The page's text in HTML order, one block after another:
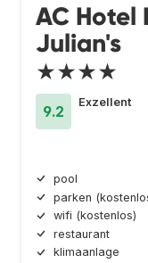
AC Hotel
Julian's
★★★★
9.2
Exzellent
pool
parken
wifi (kostenlos)
restaurant
klimaanlage